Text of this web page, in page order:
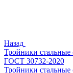
Назад
Тройники
ГОСТ 30732-2020
Тройники